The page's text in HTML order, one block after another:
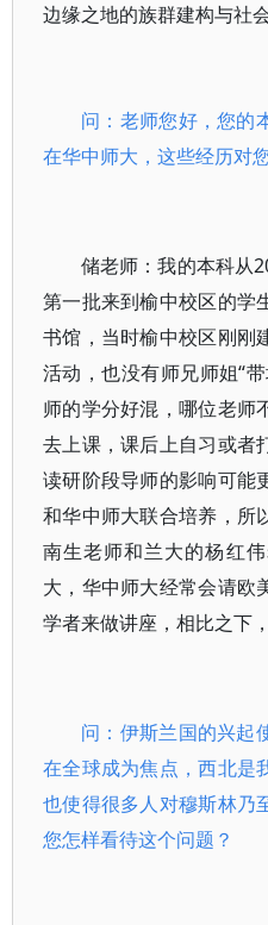
边缘之地的族群建构与社会
问：老师您好，您的
在华中师大，这些经历对
储老师：我的本科从
第一批来到榆中校区的学
书馆，当时榆中校区刚刚
活动，也没有师兄师姐“
师的学分好混，哪位老师
去上课，课后上自习或者
读研阶段导师的影响可能
和华中师大联合培养，所
南生老师和兰大的杨红
大，华中师大经常会请欧
学者来做讲座，相比之下
问：伊斯兰国的兴起
在全球成为焦点，西北是
也使得很多人对穆斯林乃
您怎样看待这个问题？